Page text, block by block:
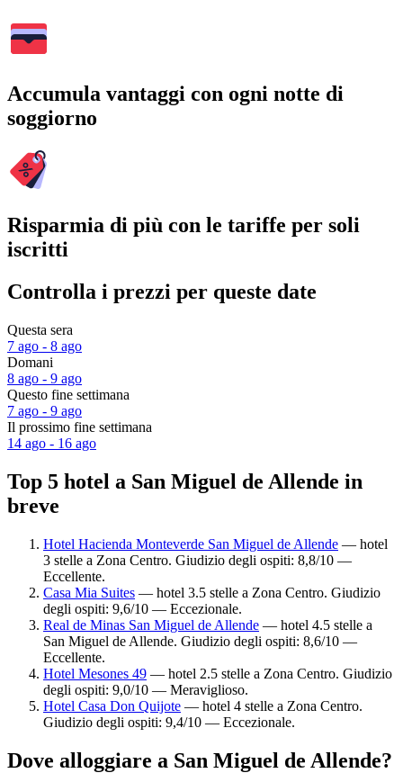
Accumula vantaggi con ogni notte di
soggiorno
Risparmia di più con le tariffe per soli
iscritti
Controlla i prezzi per queste date
Questa sera
7 ago - 8 ago
Domani
8 ago - 9 ago
Questo fine settimana
7 ago - 9 ago
Il prossimo fine settimana
14 ago - 16 ago
Top 5 hotel a San Miguel de Allende in
breve
Hotel Hacienda Monteverde San Miguel de Allende — hotel
3 stelle a Zona Centro. Giudizio degli ospiti: 8,8/10 —
Eccellente.
Casa Mia Suites — hotel 3.5 stelle a Zona Centro. Giudizio
degli ospiti: 9,6/10 — Eccezionale.
Real de Minas San Miguel de Allende — hotel 4.5 stelle a
San Miguel de Allende. Giudizio degli ospiti: 8,6/10 —
Eccellente.
Hotel Mesones 49 — hotel 2.5 stelle a Zona Centro. Giudizio
degli ospiti: 9,0/10 — Meraviglioso.
Hotel Casa Don Quijote — hotel 4 stelle a Zona Centro.
Giudizio degli ospiti: 9,4/10 — Eccezionale.
Dove alloggiare a San Miguel de Allende?